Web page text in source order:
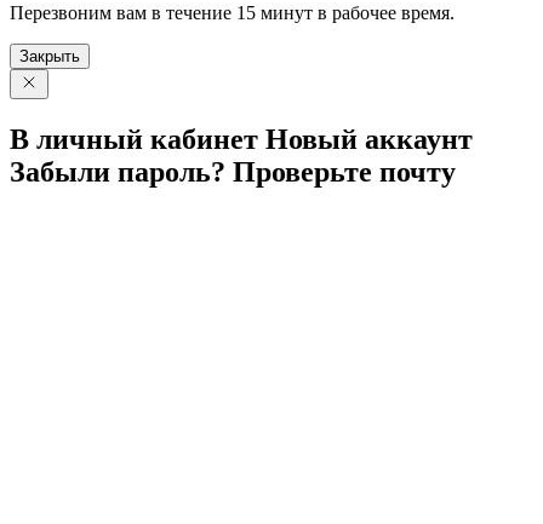
Перезвоним вам в течение 15 минут в рабочее время.
Закрыть
В личный кабинет Новый аккаунт
Забыли пароль? Проверьте почту